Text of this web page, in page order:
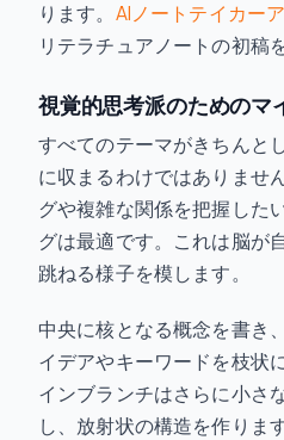
ります。 AIノートテイカー
リテラチュアノートの初稿
視覚的思考派のためのマ
すべてのテーマがきちんと
に収まるわけではありませ
グや複雑な関係を把握した
グは最適です。これは脳が
跳ねる様子を模します。
中央に核となる概念を書き
イデアやキーワードを枝状
インブランチはさらに小さ
し、放射状の構造を作ります